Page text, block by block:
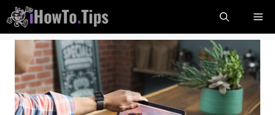
Přejít
na
obsah